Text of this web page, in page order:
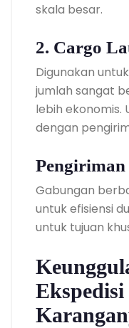
skala besar.
2. Cargo
Digunakan
jumlah sangat
lebih ekonomis.
dengan
Gabungan
untuk efisiensi
untuk tujuan